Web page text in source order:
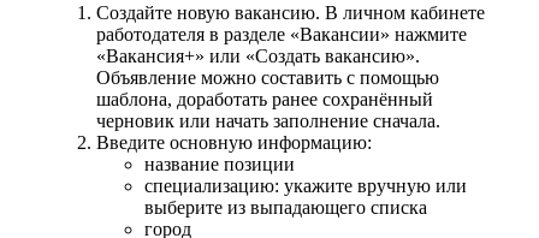
Создайте новую вакансию. В личном кабинете
работодателя в разделе «Вакансии» нажмите
«Вакансия+» или «Создать вакансию».
Объявление можно составить с помощью
шаблона, доработать ранее сохранённый
черновик или начать заполнение сначала.
Введите основную информацию:
название позиции
специализацию: укажите вручную или
выберите из выпадающего списка
город